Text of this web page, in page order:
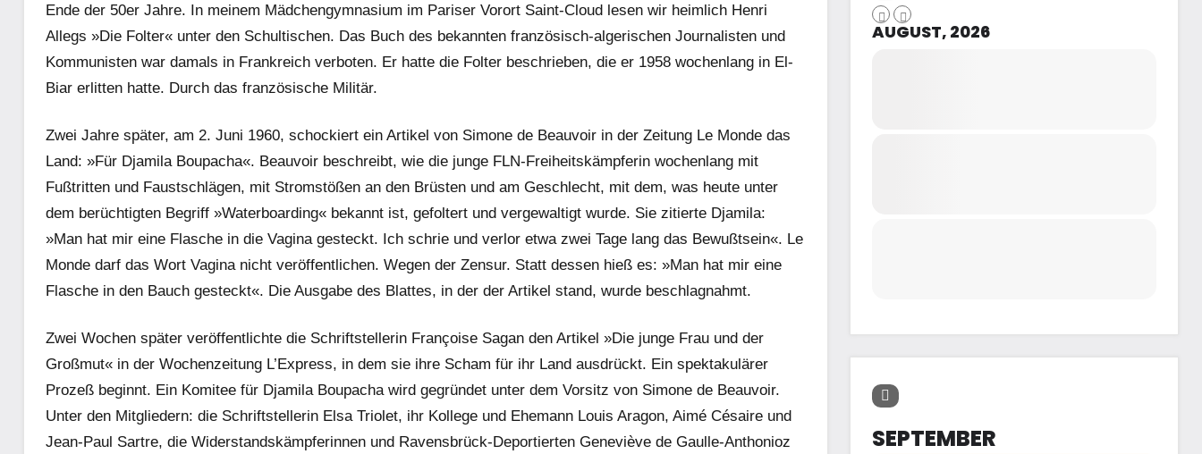
Ende der 50er Jahre. In meinem Mädchengymnasium im Pariser Vorort Saint-Cloud lesen wir heimlich Henri
Allegs »Die Folter« unter den Schultischen. Das Buch des bekannten französisch-algerischen Journalisten und
Kommunisten war damals in Frankreich verboten. Er hatte die Folter beschrieben, die er 1958 wochenlang in El-
Biar erlitten hatte. Durch das französische Militär.
Zwei Jahre später, am 2. Juni 1960, schockiert ein Artikel von Simone de Beauvoir in der Zeitung Le Monde das
Land: »Für Djamila Boupacha«. Beauvoir beschreibt, wie die junge FLN-Freiheitskämpferin wochenlang mit
Fußtritten und Faustschlägen, mit Stromstößen an den Brüsten und am Geschlecht, mit dem, was heute unter
dem berüchtigten Begriff »Waterboarding« bekannt ist, gefoltert und vergewaltigt wurde. Sie zitierte Djamila:
»Man hat mir eine Flasche in die Vagina gesteckt. Ich schrie und verlor etwa zwei Tage lang das Bewußtsein«. Le
Monde darf das Wort Vagina nicht veröffentlichen. Wegen der Zensur. Statt dessen hieß es: »Man hat mir eine
Flasche in den Bauch gesteckt«. Die Ausgabe des Blattes, in der der Artikel stand, wurde beschlagnahmt.
Zwei Wochen später veröffentlichte die Schriftstellerin Françoise Sagan den Artikel »Die junge Frau und der
Großmut« in der Wochenzeitung L’Express, in dem sie ihre Scham für ihr Land ausdrückt. Ein spektakulärer
Prozeß beginnt. Ein Komitee für Djamila Boupacha wird gegründet unter dem Vorsitz von Simone de Beauvoir.
Unter den Mitgliedern: die Schriftstellerin Elsa Triolet, ihr Kollege und Ehemann Louis Aragon, Aimé Césaire und
Jean-Paul Sartre, die Widerstandskämpferinnen und Ravensbrück-Deportierten Geneviève de Gaulle-Anthonioz
AUGUST, 2026
SEPTEMBER